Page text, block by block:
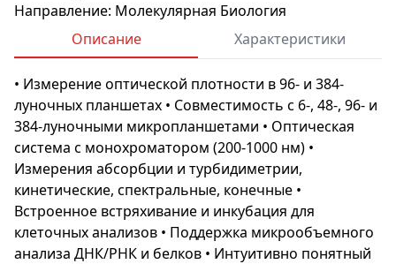
Направление: Молекулярная Биология
Описание
Характеристики
• Измерение оптической плотности в 96- и 384-
луночных планшетах • Совместимость с 6-, 48-, 96- и
384-луночными микропланшетами • Оптическая
система с монохроматором (200-1000 нм) •
Измерения абсорбции и турбидиметрии,
кинетические, спектральные, конечные •
Встроенное встряхивание и инкубация для
клеточных анализов • Поддержка микрообъемного
анализа ДНК/РНК и белков • Интуитивно понятный